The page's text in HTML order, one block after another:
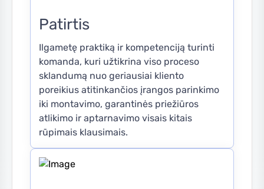
Patirtis
Ilgametę praktiką ir kompetenciją turinti
komanda, kuri užtikrina viso proceso
sklandumą nuo geriausiai kliento
poreikius atitinkančios įrangos parinkimo
iki montavimo, garantinės priežiūros
atlikimo ir aptarnavimo visais kitais
rūpimais klausimais.